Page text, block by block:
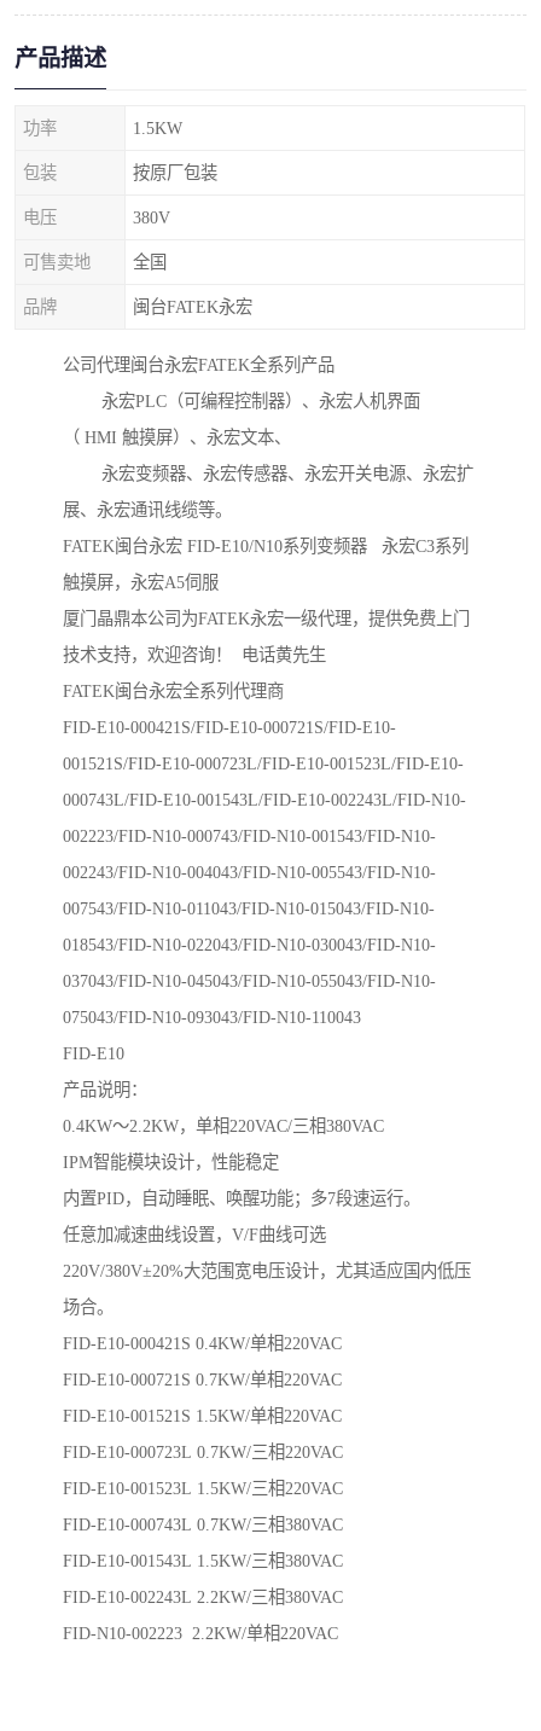
产品描述
功率 1.5KW
包装 按原厂包装
电压 380V
可售卖地 全国
品牌 闽台FATEK永宏
公司代理闽台永宏FATEK全系列产品
永宏PLC（可编程控制器）、永宏人机界面
（ HMI 触摸屏）、永宏文本、
永宏变频器、永宏传感器、永宏开关电源、永宏扩
展、永宏通讯线缆等。
FATEK闽台永宏 FID-E10/N10系列变频器 永宏C3系列
触摸屏，永宏A5伺服
厦门晶鼎本公司为FATEK永宏一级代理，提供免费上门
技术支持，欢迎咨询！ 电话黄先生
FATEK闽台永宏全系列代理商
FID-E10-000421S/FID-E10-000721S/FID-E10-
001521S/FID-E10-000723L/FID-E10-001523L/FID-E10-
000743L/FID-E10-001543L/FID-E10-002243L/FID-N10-
002223/FID-N10-000743/FID-N10-001543/FID-N10-
002243/FID-N10-004043/FID-N10-005543/FID-N10-
007543/FID-N10-011043/FID-N10-015043/FID-N10-
018543/FID-N10-022043/FID-N10-030043/FID-N10-
037043/FID-N10-045043/FID-N10-055043/FID-N10-
075043/FID-N10-093043/FID-N10-110043
FID-E10
产品说明：
0.4KW～2.2KW，单相220VAC/三相380VAC
IPM智能模块设计，性能稳定
内置PID，自动睡眠、唤醒功能；多7段速运行。
任意加减速曲线设置，V/F曲线可选
220V/380V±20%大范围宽电压设计，尤其适应国内低压
场合。
FID-E10-000421S 0.4KW/单相220VAC
FID-E10-000721S 0.7KW/单相220VAC
FID-E10-001521S 1.5KW/单相220VAC
FID-E10-000723L 0.7KW/三相220VAC
FID-E10-001523L 1.5KW/三相220VAC
FID-E10-000743L 0.7KW/三相380VAC
FID-E10-001543L 1.5KW/三相380VAC
FID-E10-002243L 2.2KW/三相380VAC
FID-N10-002223 2.2KW/单相220VAC